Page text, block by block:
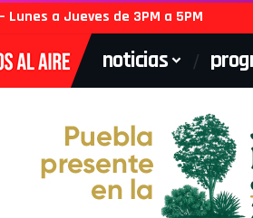
Lunes a Jueves de 3PM a 5PM
noticias